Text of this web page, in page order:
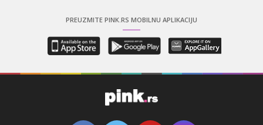
PREUZMITE PINK.RS MOBILNU APLIKACIJU